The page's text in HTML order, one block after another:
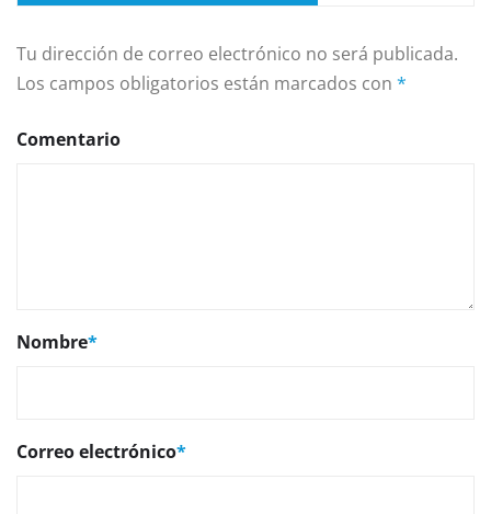
Tu dirección de correo electrónico no será publicada.
Los campos obligatorios están marcados con *
Comentario
Nombre*
Correo electrónico*